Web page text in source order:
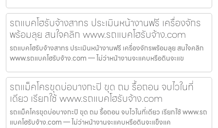
รถแบคโฮรับจ้างสาทร ประเมินหน้างานฟรี เครื่องจักร
พร้อมลุย สนใจคลิก www.รถแบคโฮรับจ้าง.com
รถแบคโฮรับจ้างสาทร ประเมินหน้างานฟรี เครื่องจักรพร้อมลุย สนใจคลิก
www.รถแบคโฮรับจ้าง.com — ไม่ว่าหน้างานจะแคบหรือดินจะแข
รถแม็คโครขุดบ่อบางกะปิ ขุด ถม รื้อถอน จบไวในที่
เดียว เรียกใช้ www.รถแบคโฮรับจ้าง.com
รถแม็คโครขุดบ่อบางกะปิ ขุด ถม รื้อถอน จบไวในที่เดียว เรียกใช้ www.รถ
แบคโฮรับจ้าง.com — ไม่ว่าหน้างานจะแคบหรือดินจะแข็งแค